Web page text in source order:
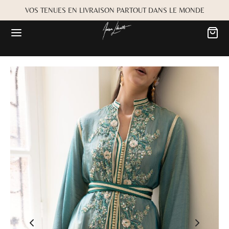
VOS TENUES EN LIVRAISON PARTOUT DANS LE MONDE
Retour
Retour